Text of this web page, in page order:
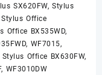
SX620FW, Stylus
Stylus Office
Office BX535WD,
WF7015,
Office BX630FW,
WF3010DW